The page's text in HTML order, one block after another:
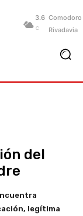
3.6
C
Comodoro
Rivadavia
del
legítima